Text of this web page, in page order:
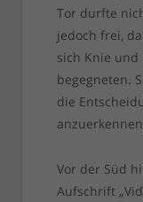
Tor durfte
jedoch frei,
sich Knie
begegneten.
die
Vor der Süd
Aufschrift